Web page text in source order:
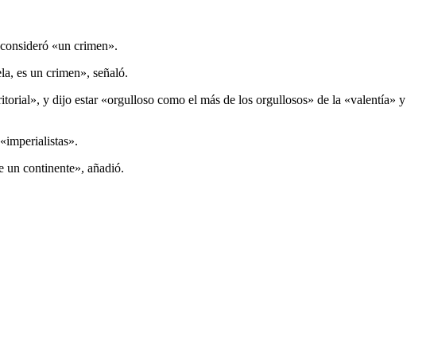
«un crimen».
es un crimen», señaló.
y dijo estar «orgulloso como el más de los orgullosos» de la «valentía» y
un continente», añadió.